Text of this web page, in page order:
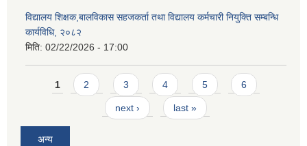
विद्यालय शिक्षक,बालविकास सहजकर्ता तथा विद्यालय कर्मचारी नियुक्ति सम्बन्धि
कार्यविधि, २०८२
मिति: 02/22/2026 - 17:00
Pages
1 2 3 4 5 6
next › last »
अन्य